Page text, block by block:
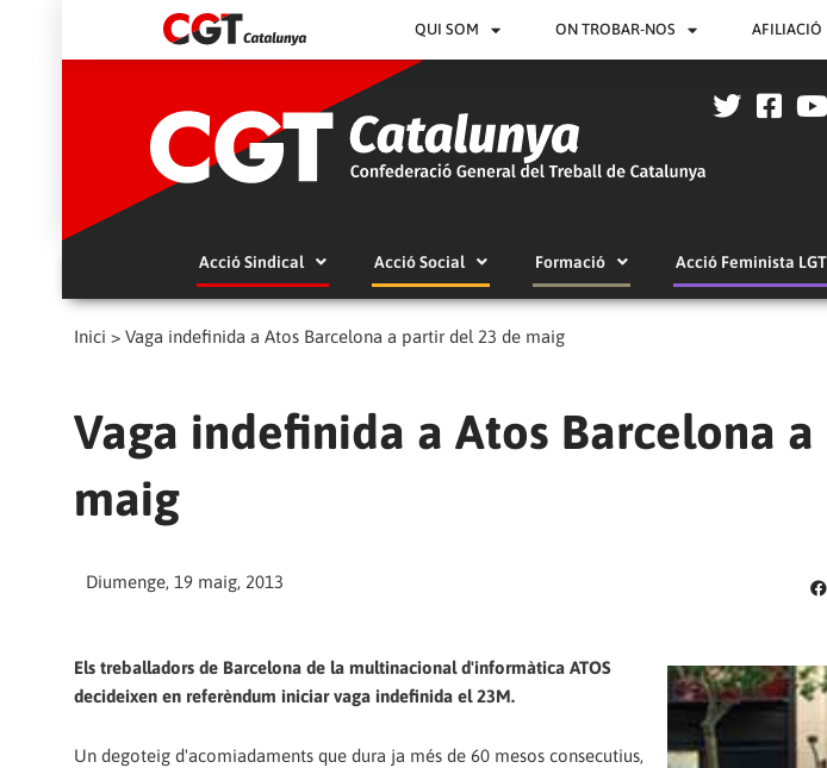
QUI SOM ON TROBAR-NOS AFILIACIÓ
Acció Sindical Acció Social Formació Acció Feminista
Inici > Vaga indefinida a Atos Barcelona a partir del 23 de maig
Vaga indefinida a Atos Barcelona
maig
Diumenge, 19 maig, 2013
Els treballadors de Barcelona de la multinacional d'informàtica ATOS
decideixen en referèndum iniciar vaga indefinida el 23M.
Un degoteig d'acomiadaments que dura ja més de 60 mesos consecutius,